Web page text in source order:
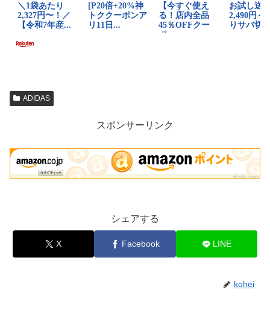
ADIDAS
スポンサーリンク
シェアする
X Facebook LINE
kohei